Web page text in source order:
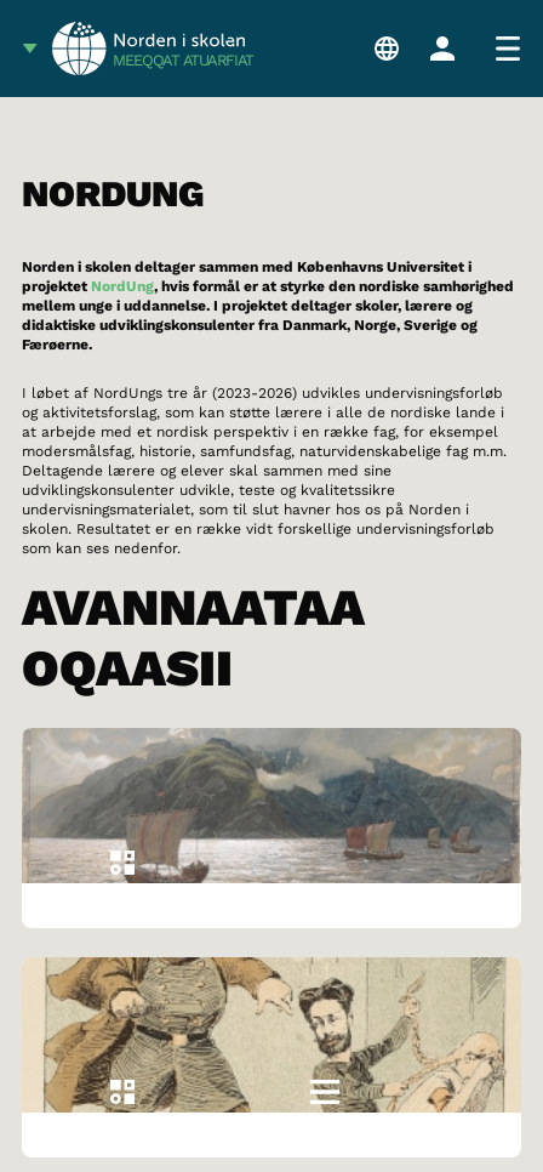
MEEQQAT ATUARFIAT
NORDUNG
Norden i skolen deltager sammen med Københavns Universitet i
projektet NordUng, hvis formål er at styrke den nordiske samhørighed
mellem unge i uddannelse. I projektet deltager skoler, lærere og
didaktiske udviklingskonsulenter fra Danmark, Norge, Sverige og
Færøerne.
I løbet af NordUngs tre år (2023-2026) udvikles undervisningsforløb
og aktivitetsforslag, som kan støtte lærere i alle de nordiske lande i
at arbejde med et nordisk perspektiv i en række fag, for eksempel
modersmålsfag, historie, samfundsfag, naturvidenskabelige fag m.m.
Deltagende lærere og elever skal sammen med sine
udviklingskonsulenter udvikle, teste og kvalitetssikre
undervisningsmaterialet, som til slut havner hos os på Norden i
skolen. Resultatet er en række vidt forskellige undervisningsforløb
som kan ses nedenfor.
AVANNAATAA
OQAASII